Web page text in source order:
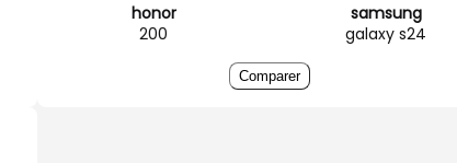
honor
200
samsung
galaxy s24
Comparer